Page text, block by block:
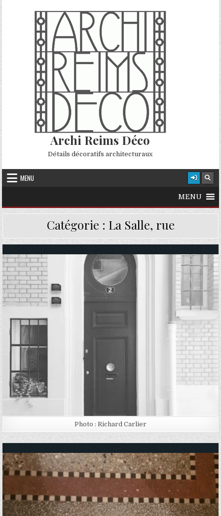
Skip to content
Archi Reims Déco
Détails décoratifs architecturaux
MENU
MENU
Catégorie : La Salle, rue
Posted in
Photo : Richard Carlier
Posted in